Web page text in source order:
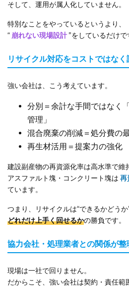
そして、運用が属人化していません。
特別なことをやっているというより、
“ 崩れない現場設計 ”をしているだけで
リサイクル対応をコストではな
強い会社は、こう考えています。
分別＝余計な手間ではなく
管理」
混合廃棄の削減＝処分費の
再生材活用＝提案力の強化
建設副産物の再資源化率は高水準で維
アスファルト塊・コンクリート塊は 再
ています。
つまり、リサイクルは“できるかどうか
どれだけ上手く回せるかの勝負です。
協力会社・処理業者との関係が整
現場は一社で回りません。
だからこそ、強い会社は契約・責任範